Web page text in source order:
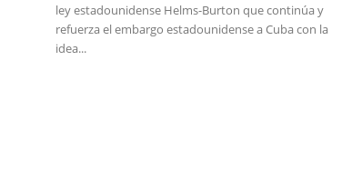
ley estadounidense Helms-Burton que continúa y
refuerza el embargo estadounidense a Cuba con la
idea...